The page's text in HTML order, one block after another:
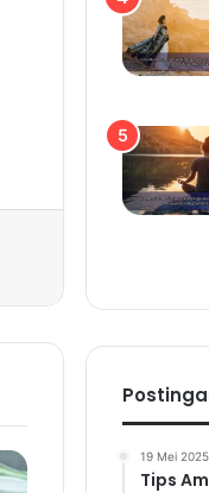
19 Mei 2025
Tips